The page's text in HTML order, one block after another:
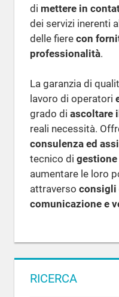
di mettere in
dei servizi inerenti
delle fierecon
professionalità.
La garanzia di
lavoro di operatori
grado di ascoltare
reali necessità.
consulenza ed
tecnico di
aumentare le loro
attraverso consigli
comunicazione e
RICERCA